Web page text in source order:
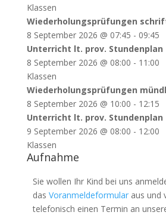
Klassen
Wiederholungsprüfungen
8 September 2026 @ 07:45 - 09:45
Unterricht lt. prov. Stundenplan
8 September 2026 @ 08:00 - 11:00
Klassen
Wiederholungsprüfungen
8 September 2026 @ 10:00 - 12:15
Unterricht lt. prov. Stundenplan
9 September 2026 @ 08:00 - 12:00
Klassen
Aufnahme
Sie wollen Ihr Kind bei uns
das Voranmeldeformularaus und
telefonisch einen Termin an